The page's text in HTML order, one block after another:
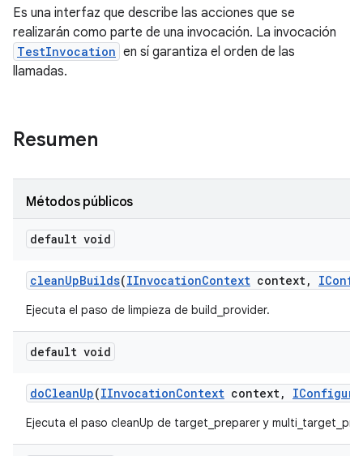
Es una interfaz que describe las acciones que se
realizarán como parte de una invocación. La invocación
TestInvocation en sí garantiza el orden de las
llamadas.
Resumen
Métodos públicos
default void
cleanUpBuilds(IInvocationContext context,
Ejecuta el paso de limpieza de build_provider.
default void
doCleanUp(IInvocationContext context,
Ejecuta el paso cleanUp de target_preparer y